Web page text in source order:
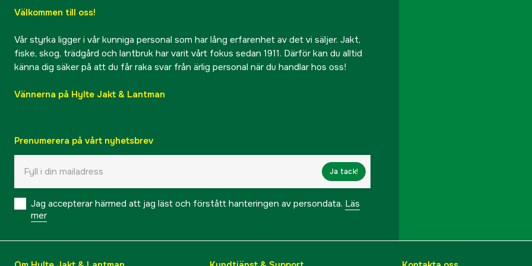
Välkommen till oss!
Vår styrka ligger i vår kunniga personal som har lång erfarenhet av det vi säljer. Jakt,
fiske, skog, trädgård och lantbruk har varit vårt fokus sedan 1911. Därför kan du alltid
känna dig säker på att du får raka svar från ärlig personal när du handlar hos oss!
Vännerna på Hylte Jakt & Lantman
Prenumerera på vårt nyhetsbrev
Ja tack!
Jag accepterar härmed att jag läst och förstått hanteringen av persondata. Läs
mer